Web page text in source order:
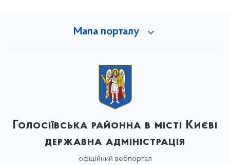
Мапа порталу
Голосіївська районна в місті Києві
державна адміністрація
офіційний вебпортал